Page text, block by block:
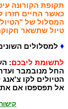
תקופת הקורונה
כאשר החיים חזרו
המסלול של "הטיול
טיול שתשאר
♦ למסלולים
לתשומת ליבכם:
החל מנובמבר
הטיולים לקו
אל תפספסו אם